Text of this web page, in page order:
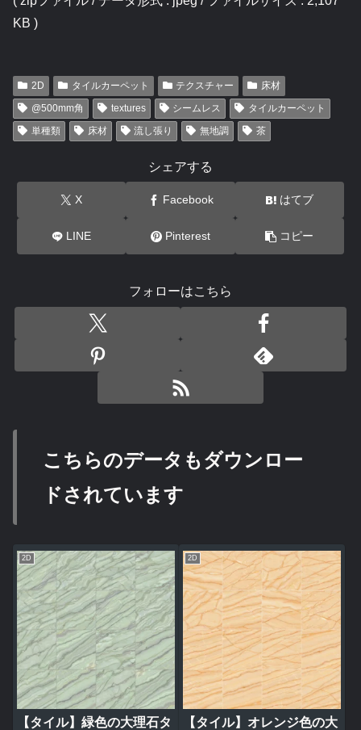
KB )
2D タイルカーペット テクスチャー
床材
@500mm角
textures シームレス
タイルカーペット
単種類
床材 流し張り 無地調 茶
シェアする
X Facebook はてブ
LINE Pinterest コピー
フォローはこちら
こちらのデータもダウンロー
ドされています
2D
【タイル】緑色の大理石タ
2D
【タイル】オレンジ色の大